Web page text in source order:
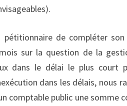
pétitionnaire de compléter
sur la question de la
dans le délai le plus court
dans les délais, nous
comptable public une somme